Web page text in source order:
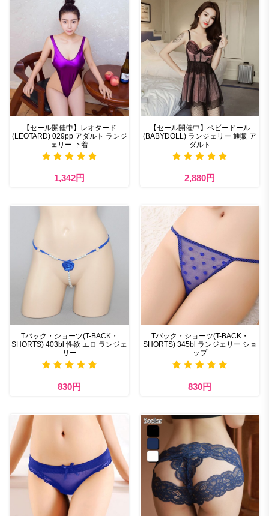
【セール開催中】レオタード
(LEOTARD) 029pp アダルト ランジ
ェリー 下着
1,342円
【セール開催中】ベビードール
(BABYDOLL) ランジェリー 通販 ア
ダルト
2,880円
Tバック・ショーツ(T-BACK・
SHORTS) 403bl 性欲 エロ ランジェ
リー
830円
Tバック・ショーツ(T-BACK・
SHORTS) 345bl ランジェリー ショ
ップ
830円